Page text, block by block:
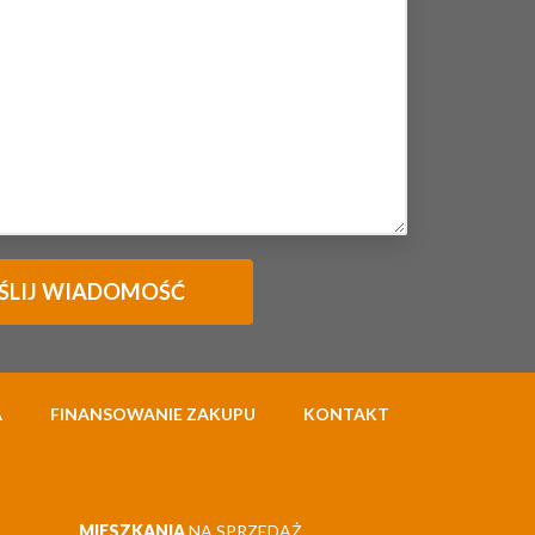
FINANSOWANIE ZAKUPU KONTAKT
MIESZKANIANA SPRZEDAŻ